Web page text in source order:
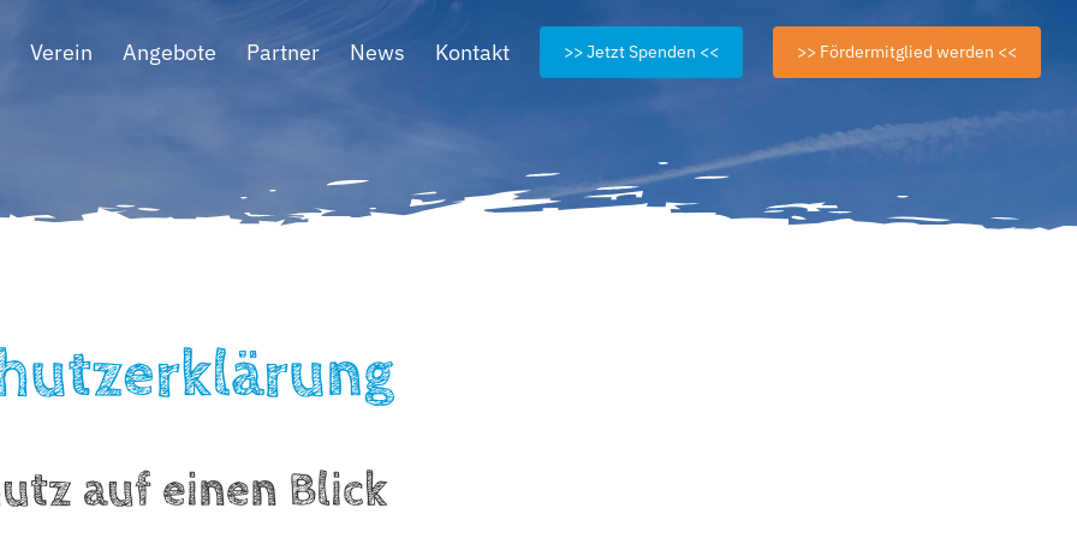
Verein Angebote Partner News Kontakt >> Jetzt Spenden << >> Fördermitglied werden <<
auf einen Blick